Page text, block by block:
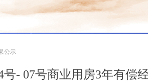
- 07号商业用房3年有偿
公示